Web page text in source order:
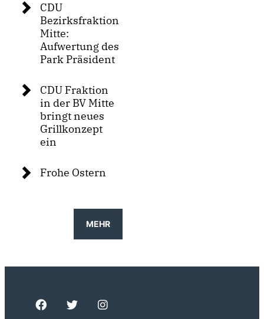
CDU
Bezirksfraktion
Mitte:
Aufwertung des
Park Präsident
CDU Fraktion
in der BV Mitte
bringt neues
Grillkonzept
ein
Frohe Ostern
MEHR